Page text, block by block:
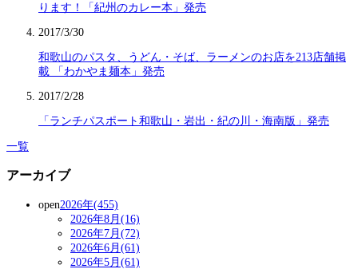
ります！「紀州のカレー本」発売
2017/3/30
和歌山のパスタ、うどん・そば、ラーメンのお店を213店舗掲
載 「わかやま麺本」発売
2017/2/28
「ランチパスポート和歌山・岩出・紀の川・海南版」発売
一覧
アーカイブ
open2026年(455)
2026年8月(16)
2026年7月(72)
2026年6月(61)
2026年5月(61)